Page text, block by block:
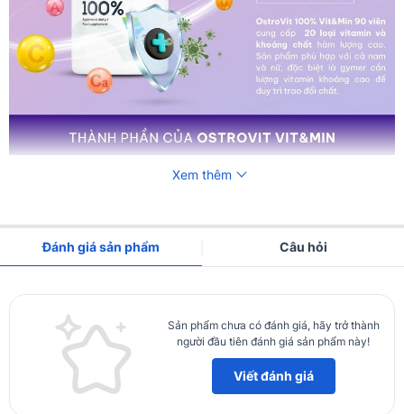
Xem thêm
Đánh giá sản phẩm Câu hỏi
Sản phẩm chưa có đánh giá, hãy trở thành
người đầu tiên đánh giá sản phẩm này!
Viết đánh giá